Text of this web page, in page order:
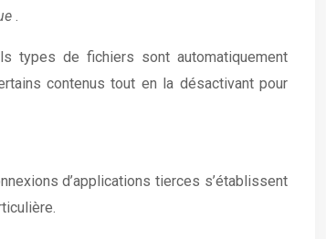
.
types de fichiers sont automatiquement
contenus tout en la désactivant pour
d’applications tierces s’établissent